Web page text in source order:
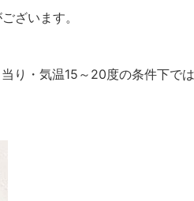
ざいます。
り・気温15～20度の条件下では